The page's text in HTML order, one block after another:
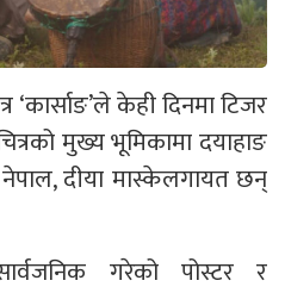
‘कार्साङ’ले केही दिनमा टिजर
मुख्य भूमिकामा दयाहाङ
दीया मास्केलगायत छन्
गरेको पोस्टर र